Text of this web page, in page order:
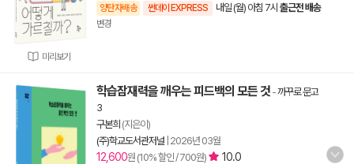
미리보기
양탄자배송 썬데이 EXPRESS 내일 (월) 아침 7시 출근전 배송
변경
학습잠재력을 깨우는 피드백의 모든 것 -까꾸로 문고
3
구본희 (지은이)
(주)학교도서관저널 2026년 03월
12,600원 (10% 할인 / 700원) 10.0